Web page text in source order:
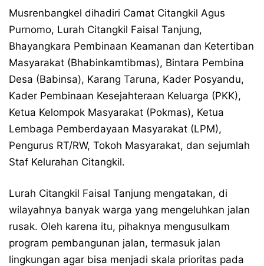
Musrenbangkel dihadiri Camat Citangkil Agus
Purnomo, Lurah Citangkil Faisal Tanjung,
Bhayangkara Pembinaan Keamanan dan Ketertiban
Masyarakat (Bhabinkamtibmas), Bintara Pembina
Desa (Babinsa), Karang Taruna, Kader Posyandu,
Kader Pembinaan Kesejahteraan Keluarga (PKK),
Ketua Kelompok Masyarakat (Pokmas), Ketua
Lembaga Pemberdayaan Masyarakat (LPM),
Pengurus RT/RW, Tokoh Masyarakat, dan sejumlah
Staf Kelurahan Citangkil.
Lurah Citangkil Faisal Tanjung mengatakan, di
wilayahnya banyak warga yang mengeluhkan jalan
rusak. Oleh karena itu, pihaknya mengusulkam
program pembangunan jalan, termasuk jalan
lingkungan agar bisa menjadi skala prioritas pada